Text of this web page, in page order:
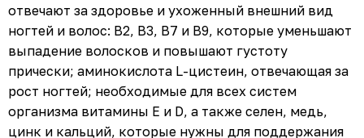
отвечают за здоровье и ухоженный внешний вид
ногтей и волос: В2, В3, В7 и В9, которые уменьшают
выпадение волосков и повышают густоту
прически; аминокислота L-цистеин, отвечающая за
рост ногтей; необходимые для всех систем
организма витамины Е и D, а также селен, медь,
цинк и кальций, которые нужны для поддержания